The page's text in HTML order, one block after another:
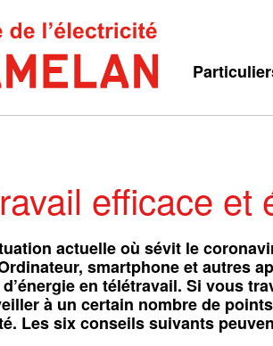
efficace et
actuelle où sévit le
smartphone et autres
en télétravail. Si vous
à un certain nombre de
Les six conseils suivants